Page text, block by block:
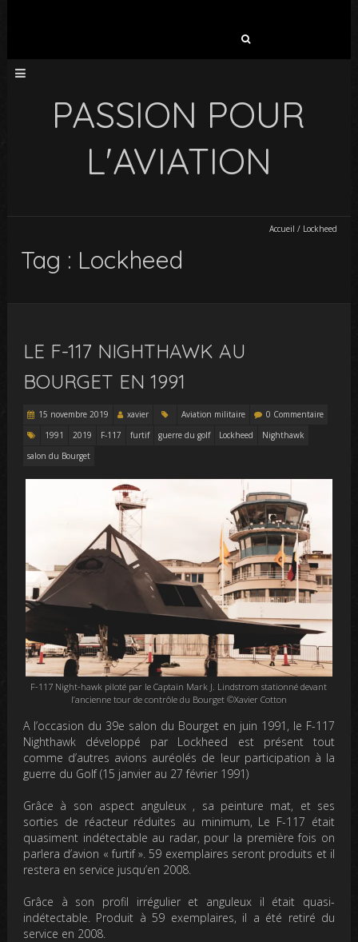
PASSION POUR
L'AVIATION
Accueil / Lockheed
Tag : Lockheed
LE F-117 NIGHTHAWK AU
BOURGET EN 1991
15 novembre 2019 xavier Aviation militaire
0 Commentaire
1991
2019 F-117 furtif guerre du golf Lockheed
Nighthawk
salon du Bourget
F-117 Night-hawk piloté par le Captain Mark J. Lindstrom stationné devant
l’ancienne tour de contrôle du Bourget ©Xavier Cotton
A l’occasion du 39e salon du Bourget en juin 1991, le F-117
Nighthawk développé par Lockheed est présent tout
comme d’autres avions auréolés de leur participation à la
guerre du Golf (15 janvier au 27 février 1991)
Grâce à son aspect anguleux , sa peinture mat, et ses
sorties de réacteur réduites au minimum, Le F-117 était
quasiment indétectable au radar, pour la première fois on
parlera d’avion « furtif ». 59 exemplaires seront produits et il
restera en service jusqu’en 2008.
Grâce à son profil irrégulier et anguleux il était quasi-
indétectable. Produit à 59 exemplaires, il a été retiré du
service en 2008.